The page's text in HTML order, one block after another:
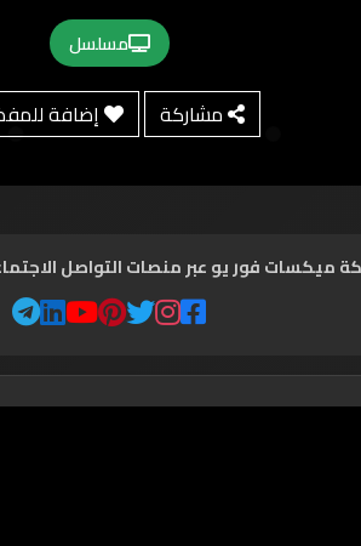
مسلسل
مشاركة إضافة
ميكسات فور يو عبر منصات التواصل